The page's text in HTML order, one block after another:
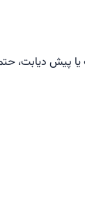
پیش دیابت،